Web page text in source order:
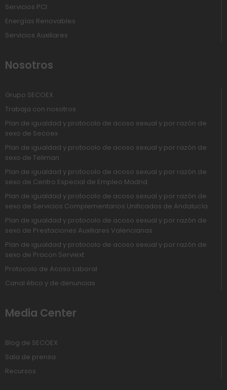
Servicios PCI
Energías Renovables
Servicios Auxiliares
Nosotros
Grupo SECOEX
Trabaja con nosotros
Plan de igualdad y protocolo de acoso sexual y por razón de
sexo de Secoex
Plan de igualdad y protocolo de acoso sexual y por razón de
sexo de Teliman
Plan de igualdad y protocolo de acoso sexual y por razón de
sexo de Centro Especial de Empleo Madrid
Plan de igualdad y protocolo de acoso sexual y por razón de
sexo de Servicios Complementarios Unificados de Andalucía
Plan de igualdad y protocolo de acoso sexual y por razón de
sexo de Prestaciones Auxiliares Valencianas
Plan de igualdad y protocolo de acoso sexual y por razón de
sexo de Pracon Serviext
Protocolo de Acoso Laboral
Canal ético y de denuncias
Media Center
Blog de SECOEX
Sala de prensa
Recursos